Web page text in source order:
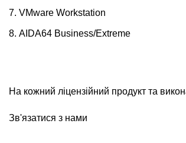
VMware Workstation
AIDA64 Business/Extreme
На кожний ліцензійний продукт та
Зв'язатися з нами